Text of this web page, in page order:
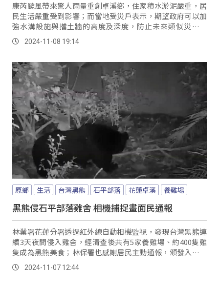
康芮颱風帶來驚人雨量重創卓溪鄉，住家積水淤泥嚴重，居
民生活嚴重受到影響；而當地受災戶表示，期望政府可以加
強水溝設施與擋土牆的高度及深度，防止未來類似災害發
生。2024-11-08 19:14
原鄉 生活 台灣黑熊 石平部落 花蓮卓溪 養雞場
黑熊侵石平部落雞舍 相機捕捉畫面民通報
林業署花蓮分署透過紅外線自動相機監視，發現台灣黑熊連
續3天夜間侵入雞舍，經清查後共有5家養雞場、約400隻雞
隻成為黑熊美食；林保署也感謝居民主動通報，頒發入侵通
報及監測獎勵金，也會儘速補償各個養雞場的...。
2024-11-07 12:44